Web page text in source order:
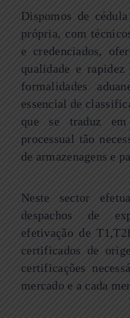
Dispomos de
própria, com
e credenciados,
qualidade e rapidez
formalidades
essencial de
que se traduz em
processual tão
de armazenagens e
Neste sector
despachos de
efetivação de
certificados de
certificações
mercado e a cada